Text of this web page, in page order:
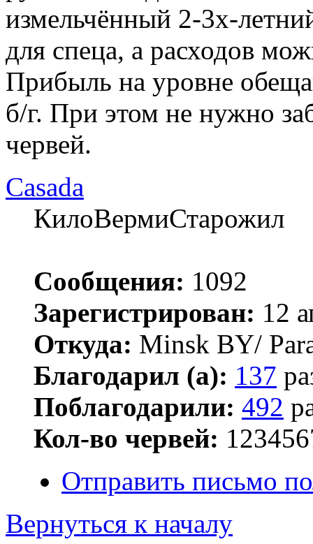
измельчённый 2-3х-
для спеца, а расходов
Прибыль на уровне
б/г. При этом не нужно
червей.
Casada
КилоВермиСтарожил
Сообщения: 1092
Зарегистрирован: 12
Откуда: Minsk BY/
Благодарил (а): 137
Поблагодарили: 492
Кол-во червей:
Отправить письмо
Вернуться к началу